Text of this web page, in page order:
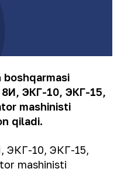
boshqarmasi
8И, ЭКГ-10, ЭКГ-15,
mashinisti
qiladi.
ЭКГ-10, ЭКГ-15,
mashinisti